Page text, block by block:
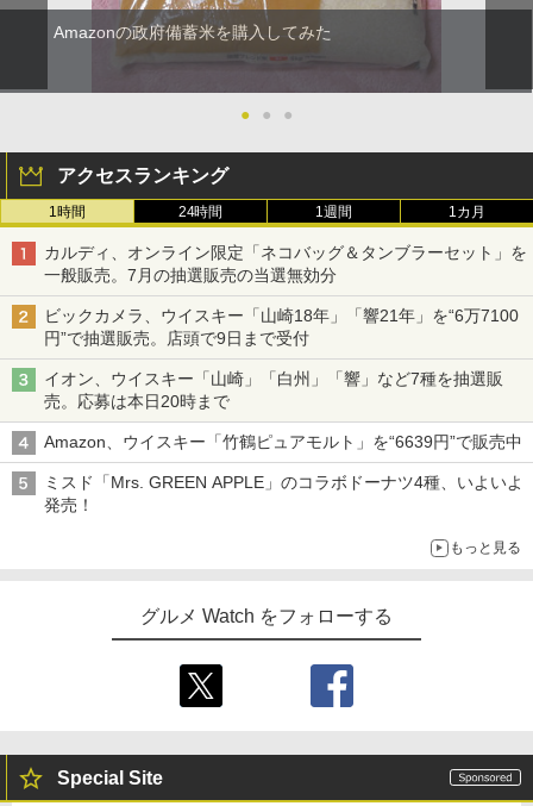
Amazonの政府備蓄米を購入してみた
● ● ●
アクセスランキング
1時間 24時間 1週間 1カ月
カルディ、オンライン限定「ネコバッグ＆タンブラーセット」を
一般販売。7月の抽選販売の当選無効分
ビックカメラ、ウイスキー「山崎18年」「響21年」を“6万7100
円”で抽選販売。店頭で9日まで受付
イオン、ウイスキー「山崎」「白州」「響」など7種を抽選販
売。応募は本日20時まで
Amazon、ウイスキー「竹鶴ピュアモルト」を“6639円”で販売中
ミスド「Mrs. GREEN APPLE」のコラボドーナツ4種、いよいよ
発売！
もっと見る
グルメ Watch をフォローする
Special Site